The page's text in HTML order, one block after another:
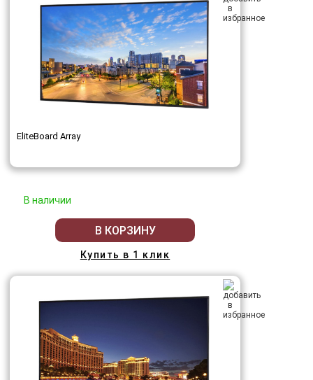
EliteBoard Array
В наличии
В КОРЗИНУ
Купить в 1 клик